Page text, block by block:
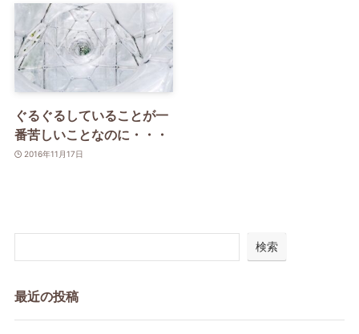
ぐるぐるしていることが一
番苦しいことなのに・・・
2016年11月17日
検索
最近の投稿